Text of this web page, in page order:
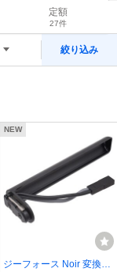
ブランドをフォロー
をチェック！
定額
27件
絞り込み
NEW
ジーフォース Noir 変換コ